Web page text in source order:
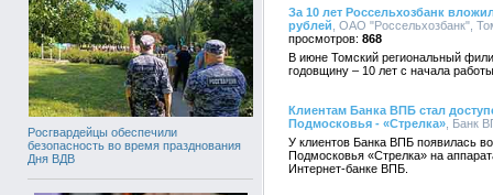
Росгвардейцы обеспечили
безопасность во время празднования
Дня ВДВ
За 10 лет Россельхозбанк
рублей , ОАО "Россельхозбанк",
868
В июне Томский региональный
годовщину – 10 лет с начала
Клиентам Банка ВПБ стал
Подмосковья - «Стрелка» , Банк
У клиентов Банка ВПБ появилась
Подмосковья «Стрелка» на
Интернет-банке ВПБ.